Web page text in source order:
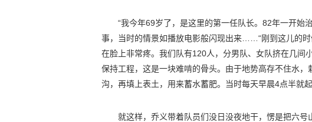
“我今年69岁了，是这里的第一任队长。82年一开始
事，当时的情景如播放电影般闪现出来……“刚到这儿的
在脸上非常疼。我们队有120人，分男队、女队挤在几间
保持工程，这是一块难啃的骨头。由于地势高存不住水
沟，再填上表土，用来蓄水蓄肥。当时每天早晨4点半就
就这样，乔义带着队员们没日没夜地干，愣是把六号